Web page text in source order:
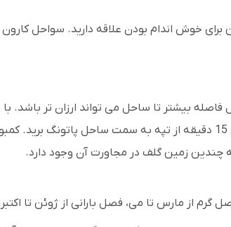
خوش اندام بودن علاقه دارید. سواحل کارون و
بیشتر تا ساحل می تواند ارزان تر باشد.
خرید سنترال فستیوال تنها حدود 10 دقیقه با ماشین فاصله دارند و می‌توانید در
چندین زمین گلف در مجاورت آن وجود دارد.
گرم از مارس تا می، فصل بارانی از ژوئن تا